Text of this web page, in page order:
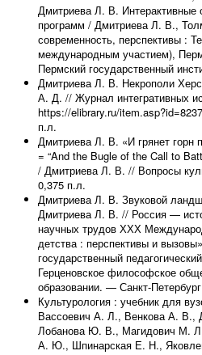
Дмитриева Л. В. Интерактивные
программ / Дмитриева Л. В.,
современность, перспективы :
международным участием),
Пермский государственный
Дмитриева Л. В. Некрополи
А. Д. // Журнал интегративных
https://elibrary.ru/
п.л.
Дмитриева Л. В. «И грянет горн
= “And the Bugle of the Call to
/ Дмитриева Л. В. // Вопросы
0,375 п.л.
Дмитриева Л. В. Звуковой
Дмитриева Л. В. // Россия —
научных трудов ХХХ
детства : перспективы и
государственный
Герценовское философское
образовании. — Санкт-
Культурология : учебник для
Вассоевич А. Л., Венкова А.
Лобанова Ю. В., Магидович М.
А. Ю., Шпинарская Е. Н.,